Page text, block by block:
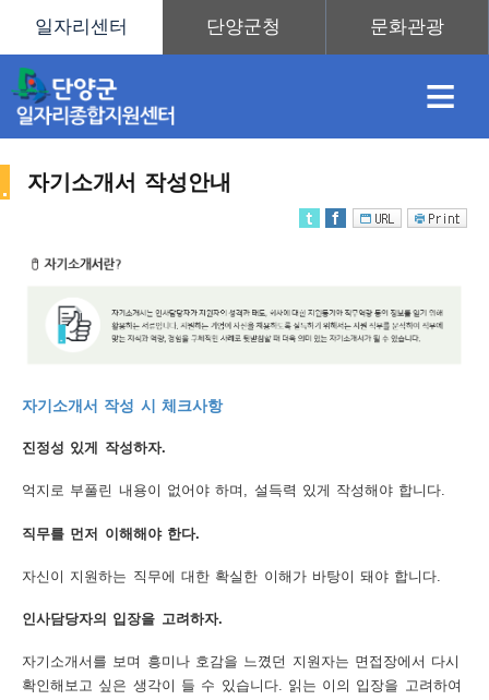
≡
자기소개서 작성안내
자기소개서 작성 시 체크사항
진정성 있게 작성하자.
억지로 부풀린 내용이 없어야 하며, 설득력 있게 작성해야 합니다.
직무를 먼저 이해해야 한다.
자신이 지원하는 직무에 대한 확실한 이해가 바탕이 돼야 합니다.
인사담당자의 입장을 고려하자.
자기소개서를 보며 흥미나 호감을 느꼈던 지원자는 면접장에서 다시
확인해보고 싶은 생각이 들 수 있습니다. 읽는 이의 입장을 고려하여
업
도